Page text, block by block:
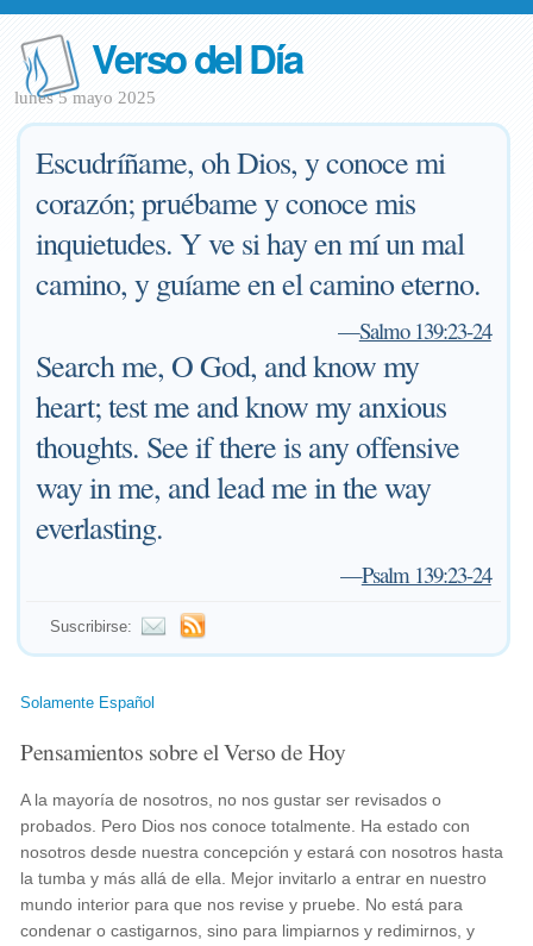
Verso del Día
lunes 5 mayo 2025
Escudríñame, oh Dios, y conoce mi
corazón; pruébame y conoce mis
inquietudes. Y ve si hay en mí un mal
camino, y guíame en el camino eterno.
—Salmo 139:23-24
Search me, O God, and know my
heart; test me and know my anxious
thoughts. See if there is any offensive
way in me, and lead me in the way
everlasting.
—Psalm 139:23-24
Suscribirse:
Solamente Español
Pensamientos sobre el Verso de Hoy
A la mayoría de nosotros, no nos gustar ser revisados o
probados. Pero Dios nos conoce totalmente. Ha estado con
nosotros desde nuestra concepción y estará con nosotros hasta
la tumba y más allá de ella. Mejor invitarlo a entrar en nuestro
mundo interior para que nos revise y pruebe. No está para
condenar o castigarnos, sino para limpiarnos y redimirnos, y